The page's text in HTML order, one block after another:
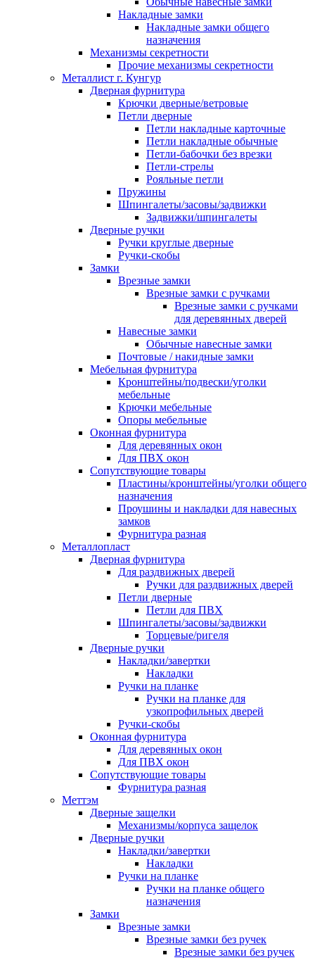
Накладные замки
Накладные замки общего
назначения
Механизмы секретности
Прочие механизмы секретности
Металлист г. Кунгур
Дверная фурнитура
Крючки дверные/ветровые
Петли дверные
Петли накладные карточные
Петли накладные обычные
Петли-бабочки без врезки
Петли-стрелы
Рояльные петли
Пружины
Шпингалеты/засовы/задвижки
Задвижки/шпингалеты
Дверные ручки
Ручки круглые дверные
Ручки-скобы
Замки
Врезные замки
Врезные замки с ручками
Врезные замки с ручками
для деревянных дверей
Навесные замки
Обычные навесные замки
Почтовые / накидные замки
Мебельная фурнитура
Кронштейны/подвески/уголки
мебельные
Крючки мебельные
Опоры мебельные
Оконная фурнитура
Для деревянных окон
Для ПВХ окон
Сопутствующие товары
Пластины/кронштейны/уголки общего
назначения
Проушины и накладки для навесных
замков
Фурнитура разная
Металлопласт
Дверная фурнитура
Для раздвижных дверей
Ручки для раздвижных дверей
Петли дверные
Петли для ПВХ
Шпингалеты/засовы/задвижки
Торцевые/ригеля
Дверные ручки
Накладки/завертки
Накладки
Ручки на планке
Ручки на планке для
узкопрофильных дверей
Ручки-скобы
Оконная фурнитура
Для деревянных окон
Для ПВХ окон
Сопутствующие товары
Фурнитура разная
Меттэм
Дверные защелки
Механизмы/корпуса защелок
Дверные ручки
Накладки/завертки
Накладки
Ручки на планке
Ручки на планке общего
назначения
Замки
Врезные замки
Врезные замки без ручек
Врезные замки без ручек